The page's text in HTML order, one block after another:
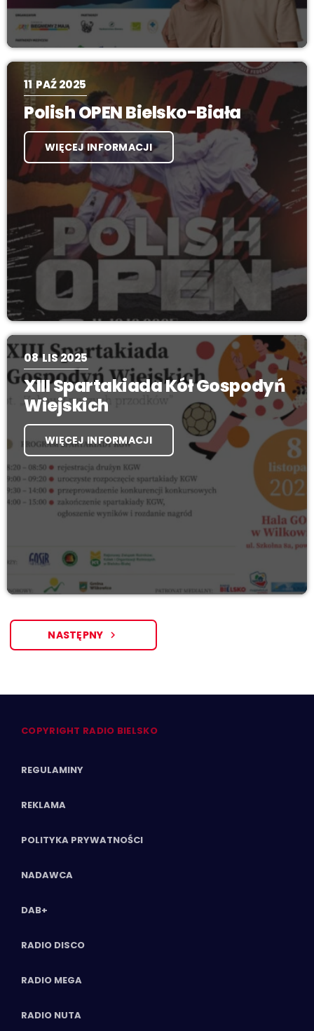
11 PAŹ 2025
Polish OPEN Bielsko-Biała
WIĘCEJ INFORMACJI
08 LIS 2025
XIII Spartakiada Kół Gospodyń
Wiejskich
WIĘCEJ INFORMACJI
NASTĘPNY navigate_next
COPYRIGHT RADIO BIELSKO
REGULAMINY
REKLAMA
POLITYKA PRYWATNOŚCI
NADAWCA
DAB+
RADIO DISCO
RADIO MEGA
RADIO NUTA